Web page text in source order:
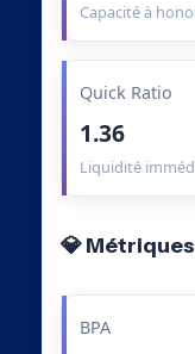
Capacité à
Quick Ratio
1.36
Liquidité
💎
BPA